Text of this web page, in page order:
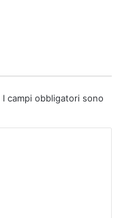
I campi obbligatori sono